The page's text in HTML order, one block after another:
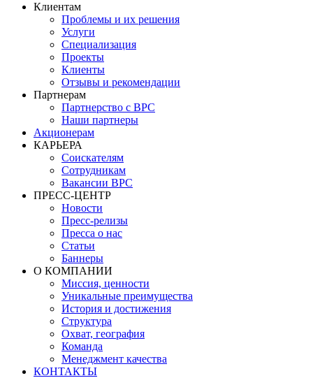
Клиентам
Проблемы и их решения
Услуги
Специализация
Проекты
Клиенты
Отзывы и рекомендации
Партнерам
Партнерство с BPC
Наши партнеры
Акционерам
КАРЬЕРА
Соискателям
Сотрудникам
Вакансии BPC
ПРЕСС-ЦЕНТР
Новости
Пресс-релизы
Пресса о нас
Статьи
Баннеры
О КОМПАНИИ
Миссия, ценности
Уникальные преимущества
История и достижения
Структура
Охват, география
Команда
Менеджмент качества
КОНТАКТЫ